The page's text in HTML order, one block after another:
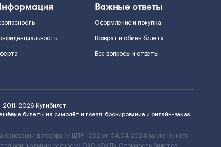
Важные ответы
Оформление и покупка
Возврат и обмен билета
Все вопросы и ответы
2011–2026 Купибилет
билеты на самолёт и поезд, бронирование и онлайн-заказ
договора № ЦПР-1282 от 04.04.2024 заключенного